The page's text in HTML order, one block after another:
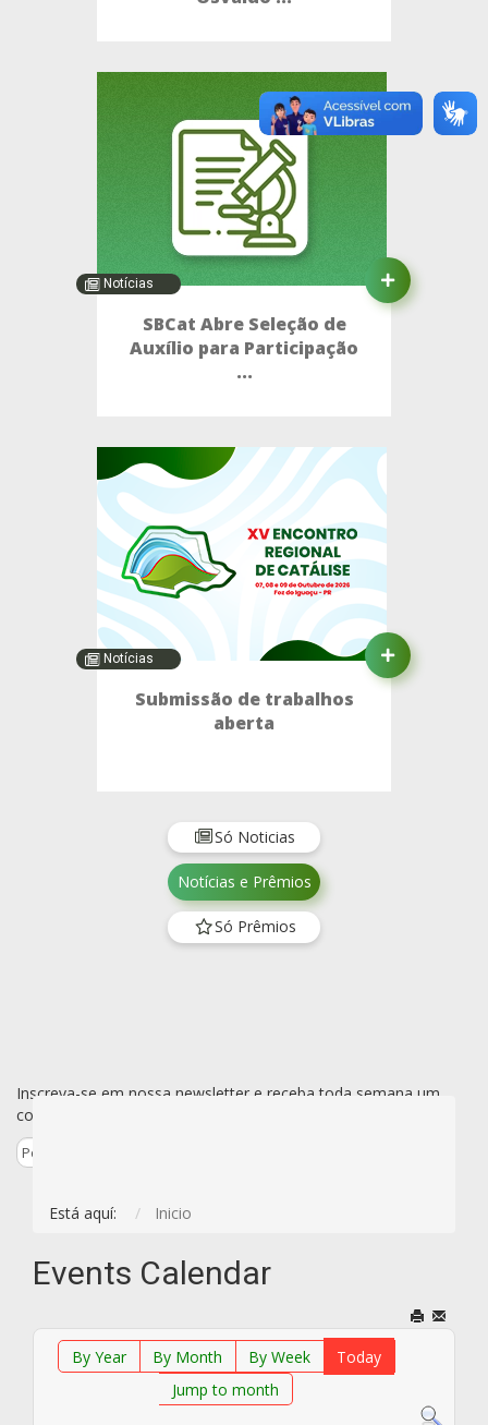
Notícias
SBCat Abre Seleção de
Auxílio para Participação
...
Notícias
Submissão de trabalhos
aberta
Só Noticias
Notícias e Prêmios
Só Prêmios
Inscreva-se em nossa newsletter e receba toda semana um
conjunto de todas as novidades de uma vez só por e-mail.
Está aquí: Inicio
Events Calendar
By Year By Month By Week
Today
Jump to month